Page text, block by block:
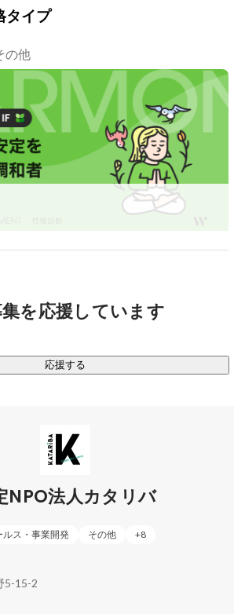
ての10代へ
ア学習・プロジェクト学習プログラム提
校の運営
ち上げ支援　など
タイプ
の他
を応援しています
応援する
NPO法人カタリバ
ルス・事業開発 その他 +8
5-15-2